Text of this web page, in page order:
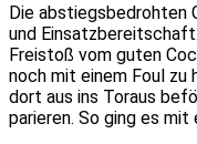
Die abstiegsbedrohten
und
Freistoß vom guten
noch mit einem Foul zu
dort aus ins Toraus
parieren. So ging es